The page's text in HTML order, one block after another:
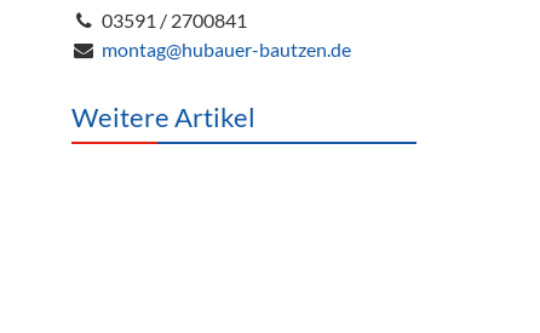
03591 / 2700841
montag@hubauer-bautzen.de
Weitere Artikel